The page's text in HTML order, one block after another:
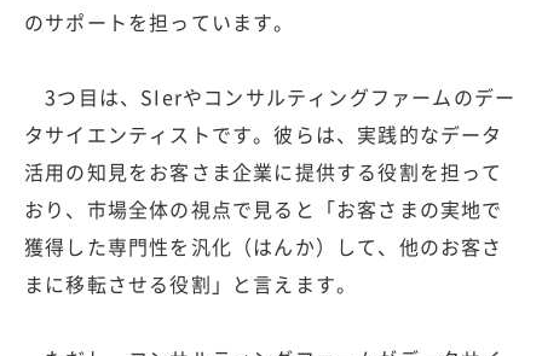
のサポートを担っています。
3つ目は、SIerやコンサルティングファームのデー
タサイエンティストです。彼らは、実践的なデータ
活用の知見をお客さま企業に提供する役割を担って
おり、市場全体の視点で見ると「お客さまの実地で
獲得した専門性を汎化（はんか）して、他のお客さ
まに移転させる役割」と言えます。